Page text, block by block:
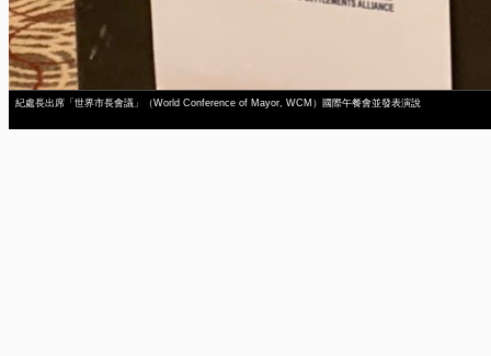
紀處長出席「世界市長會議」（World Conference of Mayor, WCM）國際午餐會並發表演說